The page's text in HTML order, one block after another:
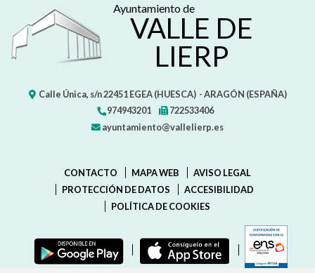
Ayuntamiento de
VALLE DE
LIERP
Calle Única, s/n22451 EGEA (HUESCA) - ARAGÓN (ESPAÑA)
974943201
722533406
ayuntamiento@vallelierp.es
CONTACTO MAPA WEB
AVISO LEGAL
PROTECCIÓN DE DATOS
ACCESIBILIDAD
POLÍTICA DE COOKIES